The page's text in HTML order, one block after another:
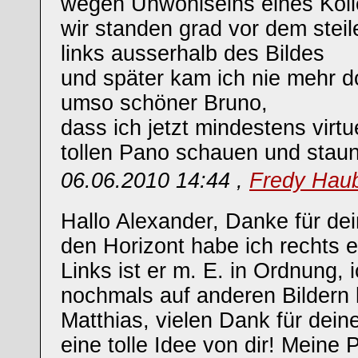
wir standen grad vor dem
links ausserhalb des Bildes
und später kam ich nie mehr
umso schöner Bruno,
dass ich jetzt mindestens
tollen Pano schauen und
06.06.2010 14:44 , Fredy
Hallo Alexander, Danke für
den Horizont habe ich rechts
Links ist er m. E. in Ordnung,
nochmals auf anderen
Matthias, vielen Dank für
eine tolle Idee von dir! Meine